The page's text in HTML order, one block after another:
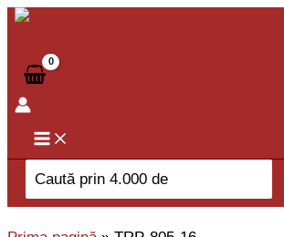
Skip
content
Search
for: